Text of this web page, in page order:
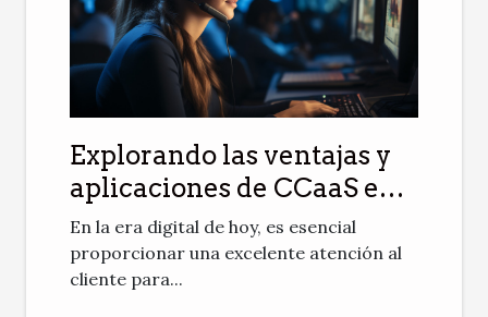
Explorando las ventajas y
aplicaciones de CCaaS en
la atención al cliente
En la era digital de hoy, es esencial
proporcionar una excelente atención al
cliente para...